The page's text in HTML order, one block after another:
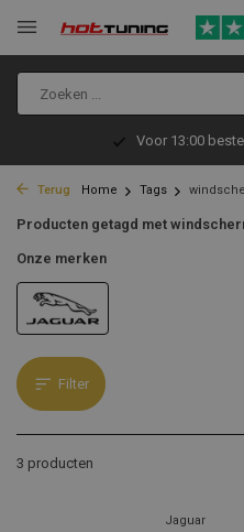
Voor 13:00
Terug Home Tags
Producten getagd met
Onze merken
Filter
3 producten
Jaguar